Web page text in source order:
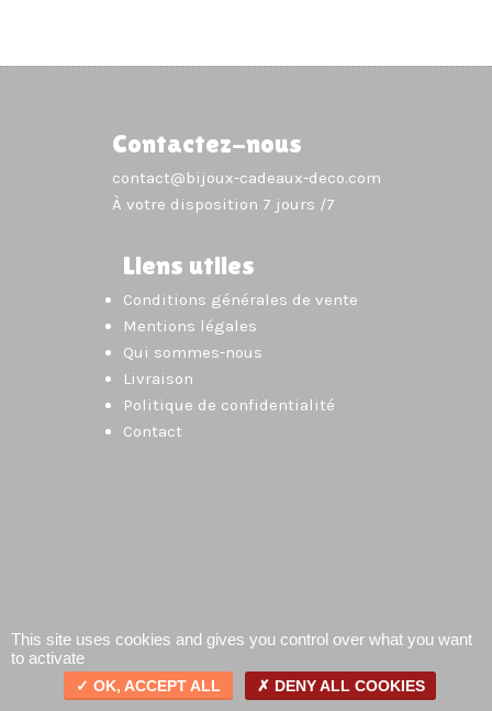
Contactez-nous
contact@bijoux-cadeaux-deco.com
À votre disposition 7 jours /7
Liens utiles
Conditions générales de vente
Mentions légales
Qui sommes-nous
Livraison
Politique de confidentialité
Contact
This site uses cookies and gives you control over what you want
to activate
OK, ACCEPT ALL DENY ALL COOKIES